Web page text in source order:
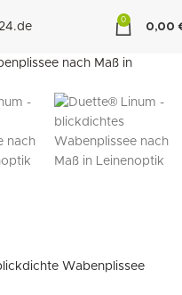
0
0,00
Wabenplissee